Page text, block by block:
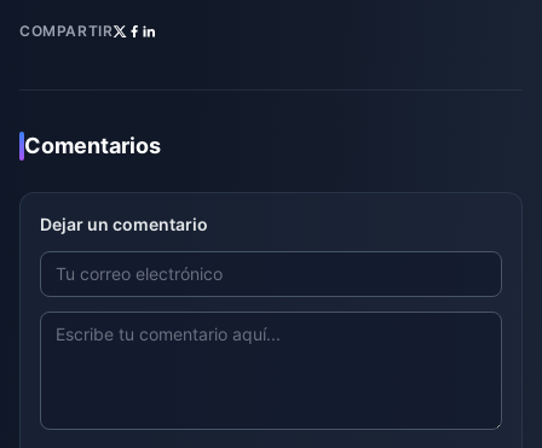
COMPARTIR
Comentarios
Dejar un comentario